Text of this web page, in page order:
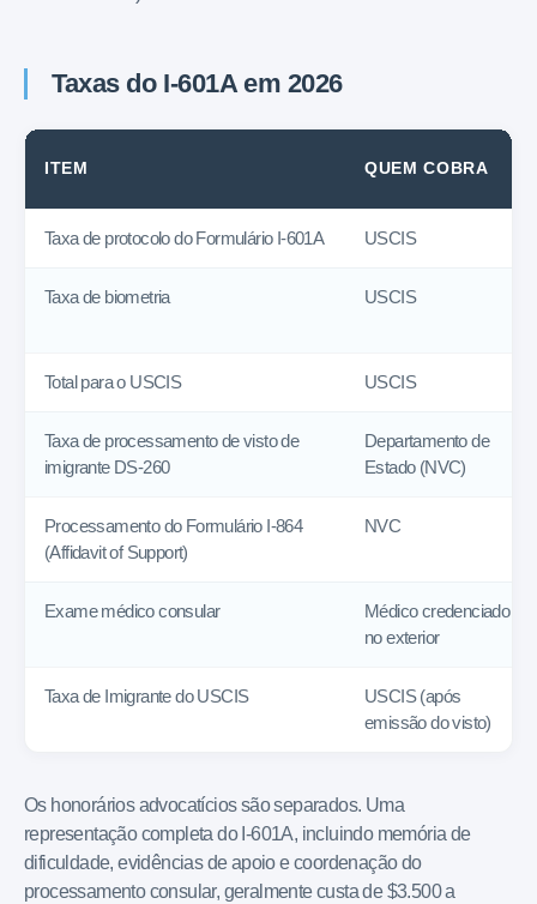
Taxas do I-601A em 2026
ITEM QUEM COBRA
Taxa de protocolo do Formulário I-601A USCIS
Taxa de biometria USCIS
Total para o USCIS USCIS
Taxa de processamento de visto de
imigrante DS-260
Departamento de
Estado (NVC)
Processamento do Formulário I-864
(Affidavit of Support)
NVC
Exame médico consular
Médico credenciado
no exterior
Taxa de Imigrante do USCIS
USCIS (após
emissão do visto)
Os honorários advocatícios são separados. Uma
representação completa do I-601A, incluindo memória de
dificuldade, evidências de apoio e coordenação do
processamento consular, geralmente custa de $3.500 a